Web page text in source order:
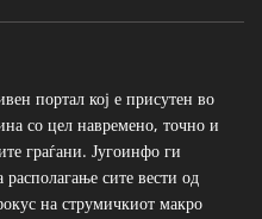
портал кој е присутен во
со цел навремено, точно и
граѓани. Југоинфо ги
сите вести од
на струмичкиот макро